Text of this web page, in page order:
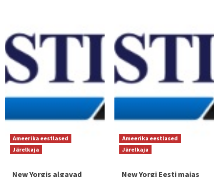
Ameerika eestlased
Järelkaja
New Yorgis algavad
Ameerika eestlased
Järelkaja
New Yorgi Eesti majas